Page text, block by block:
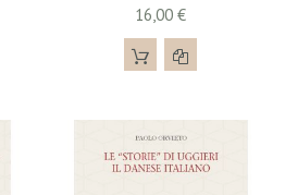
16,00 €